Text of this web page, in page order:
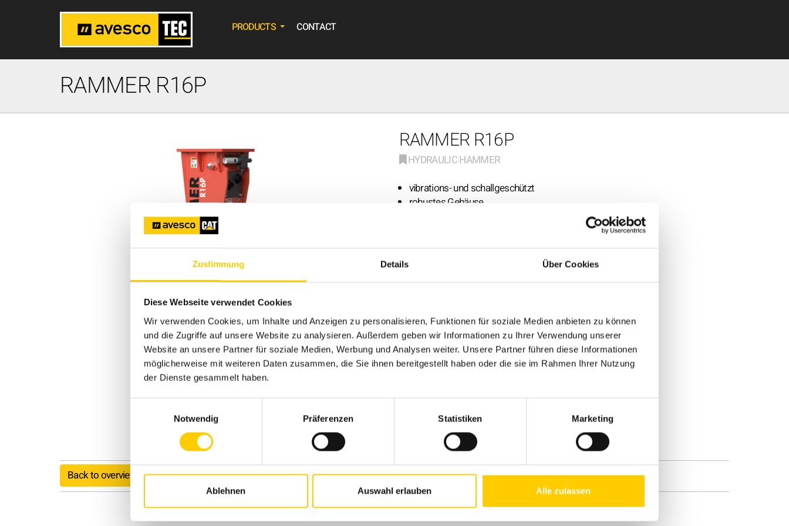
Zustimmung Details Über Cookies
Diese Webseite verwendet Cookies
Wir verwenden Cookies, um Inhalte und Anzeigen zu personalisieren, Funktionen für soziale Medien anbieten zu können
und die Zugriffe auf unsere Website zu analysieren. Außerdem geben wir Informationen zu Ihrer Verwendung unserer
Website an unsere Partner für soziale Medien, Werbung und Analysen weiter. Unsere Partner führen diese Informationen
möglicherweise mit weiteren Daten zusammen, die Sie ihnen bereitgestellt haben oder die sie im Rahmen Ihrer Nutzung
der Dienste gesammelt haben.
Notwendig
Präferenzen Statistiken Marketing
Ablehnen Auswahl erlauben Alle zulassen
PRODUCTS CONTACT
RAMMER R16P
RAMMER R16P
HYDRAULIC HAMMER
vibrations- und schallgeschützt
robustes Gehäuse
runde Sperrachsen mit Schnellwechsel-System
RAMLUBE II (vollautomatische Schmieranlage)
Back to overview